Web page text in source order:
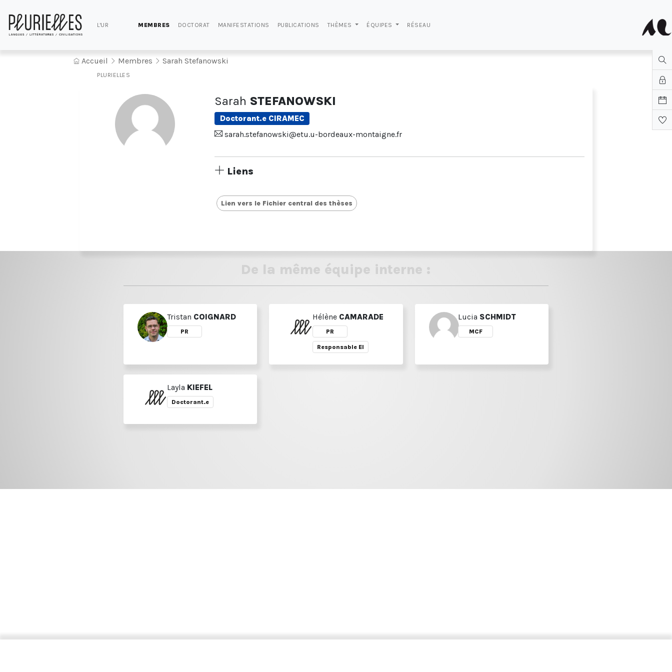
L'UR
PLURIELLES
MEMBRES DOCTORAT MANIFESTATIONS PUBLICATIONS THÈMES ÉQUIPES RÉSEAU
Accueil Membres Sarah Stefanowski
Sarah STEFANOWSKI
Doctorant.e CIRAMEC
sarah.stefanowski@etu.u-bordeaux-montaigne.fr
Liens
Lien vers le Fichier central des thèses
De la même équipe interne :
Tristan COIGNARD
PR
Hélène CAMARADE
PR
Responsable EI
Lucia SCHMIDT
MCF
Layla KIEFEL
Doctorant.e